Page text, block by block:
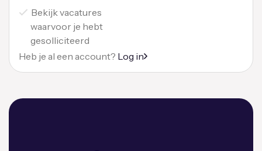
Bekijk vacatures
waarvoor je hebt
gesolliciteerd
Heb je al een account? Log in